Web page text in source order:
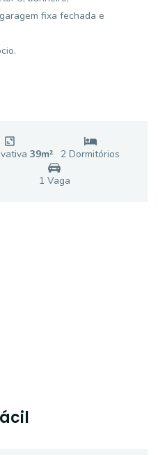
fixa fechada e
39m² 2 Dormitórios
1 Vaga